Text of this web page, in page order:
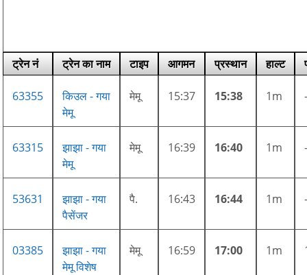
ट्रेन नं ट्रेन का नाम टाइप आगमन प्रस्थान हाल्ट
63355
किउल - गया
मेमू
मेमू 15:37 15:38 1m
63315
झाझा - गया
मेमू
मेमू 16:39 16:40 1m
53631
झाझा - गया
पैसेंजर
पै. 16:43 16:44 1m
03385
झाझा - गया
मेमू विशेष
मेमू 16:59 17:00 1m